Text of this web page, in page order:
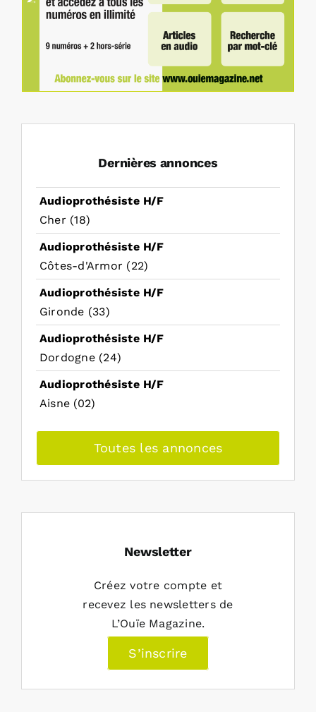
Dernières annonces
Audioprothésiste H/F
Cher (18)
Audioprothésiste H/F
Côtes-d'Armor (22)
Audioprothésiste H/F
Gironde (33)
Audioprothésiste H/F
Dordogne (24)
Audioprothésiste H/F
Aisne (02)
Toutes les annonces
Newsletter
Créez votre compte et
recevez les newsletters de
L’Ouïe Magazine.
S’inscrire